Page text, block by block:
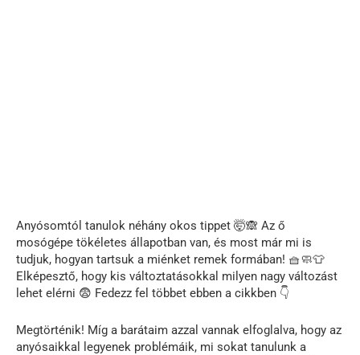
Anyósomtól tanulok néhány okos tippet 🤯🙈 Az ő
mosógépe tökéletes állapotban van, és most már mi is
tudjuk, hogyan tartsuk a miénket remek formában! 🧺🧼👕
Elképesztő, hogy kis változtatásokkal milyen nagy változást
lehet elérni 😨 Fedezz fel többet ebben a cikkben 👇
Megtörténik! Míg a barátaim azzal vannak elfoglalva, hogy az
anyósaikkal legyenek problémáik, mi sokat tanulunk a